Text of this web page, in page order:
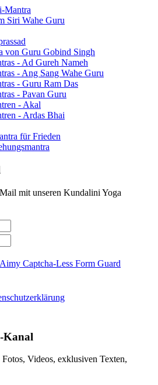
Mantra
Siri Wahe Guru
von Guru Gobind Singh
- Ad Gureh Nameh
- Ang Sang Wahe Guru
- Guru Ram Das
- Pavan Guru
- Akal
- Ardas Bhai
für Frieden
mit unseren Kundalini Yoga
Aimy Captcha-Less Form Guard
Kanal
Videos, exklusiven Texten,